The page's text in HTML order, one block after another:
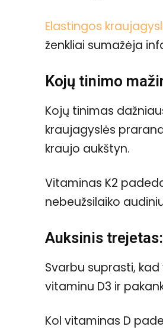
Elastingos
ženkliai sumažėja
Kojų tinimo
Kojų tinimas
kraujagyslės
kraujo aukštyn.
Vitaminas K2
nebeužsilaiko
Auksinis
Svarbu suprasti,
vitaminu D3 ir
Kol vitaminas D